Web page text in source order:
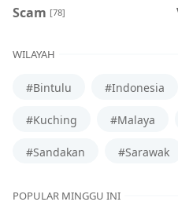
Scam [78]
WILAYAH
#Bintulu #Indonesia
#Kuching #Malaya
#Sandakan #Sarawak
POPULAR MINGGU INI